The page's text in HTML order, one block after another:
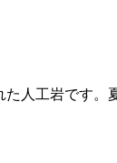
人工岩です。